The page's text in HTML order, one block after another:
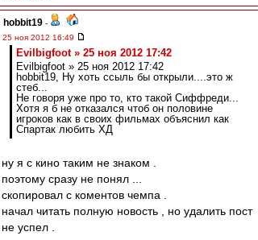
hobbit19 -
25 ноя 2012 16:49
Evilbigfoot » 25 ноя 2012 17:42
Evilbigfoot » 25 ноя 2012 17:42
hobbit19, Ну хоть ссыль бы открыли....это ж
стеб...
Не говоря уже про то, кто такой Сиффреди...
Хотя я б не отказался чтоб он половине
игроков как в своих фильмах объяснил как
Спартак любить ХД
ну я с кино таким не знаком .
поэтому сразу не понял ...
скопировал с коментов чемпа .
начал читать полную новость , но удалить пост
не успел .